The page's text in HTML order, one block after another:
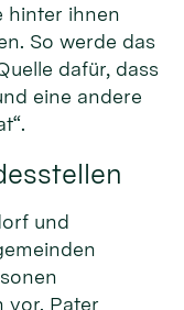
hinter ihnen
So werde das
dafür, dass
eine andere
und
vor. Pater